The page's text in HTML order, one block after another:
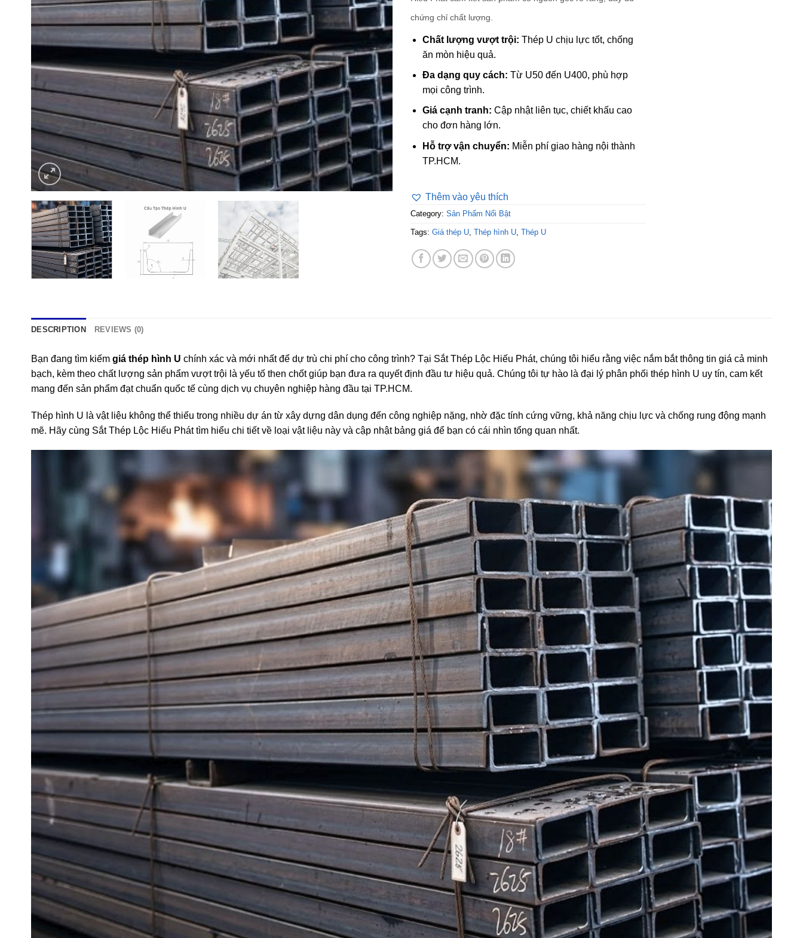
chứng chỉ chất lượng.
Chất lượng vượt trội: Thép U chịu lực tốt, chống
ăn mòn hiệu quả.
Đa dạng quy cách: Từ U50 đến U400, phù hợp
mọi công trình.
Giá cạnh tranh: Cập nhật liên tục, chiết khấu cao
cho đơn hàng lớn.
Hỗ trợ vận chuyển: Miễn phí giao hàng nội thành
TP.HCM.
Thêm vào yêu thích
Category: Sản Phẩm Nổi Bật
Tags: Giá thép U, Thép hình U, Thép U
DESCRIPTION REVIEWS (0)
Bạn đang tìm kiếm giá thép hình U chính xác và mới nhất để dự trù chi phí cho công trình? Tại Sắt Thép Lộc Hiếu Phát, chúng tôi hiểu rằng việc nắm bắt thông tin giá cả minh
bạch, kèm theo chất lượng sản phẩm vượt trội là yếu tố then chốt giúp bạn đưa ra quyết định đầu tư hiệu quả. Chúng tôi tự hào là đại lý phân phối thép hình U uy tín, cam kết
mang đến sản phẩm đạt chuẩn quốc tế cùng dịch vụ chuyên nghiệp hàng đầu tại TP.HCM.
Thép hình U là vật liệu không thể thiếu trong nhiều dự án từ xây dựng dân dụng đến công nghiệp nặng, nhờ đặc tính cứng vững, khả năng chịu lực và chống rung động mạnh
mẽ. Hãy cùng Sắt Thép Lộc Hiếu Phát tìm hiểu chi tiết về loại vật liệu này và cập nhật bảng giá để bạn có cái nhìn tổng quan nhất.